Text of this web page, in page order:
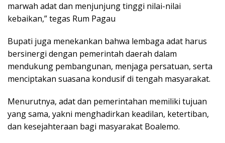
marwah adat dan menjunjung tinggi nilai-nilai
kebaikan,” tegas Rum Pagau
Bupati juga menekankan bahwa lembaga adat harus
bersinergi dengan pemerintah daerah dalam
mendukung pembangunan, menjaga persatuan, serta
menciptakan suasana kondusif di tengah masyarakat.
Menurutnya, adat dan pemerintahan memiliki tujuan
yang sama, yakni menghadirkan keadilan, ketertiban,
dan kesejahteraan bagi masyarakat Boalemo.